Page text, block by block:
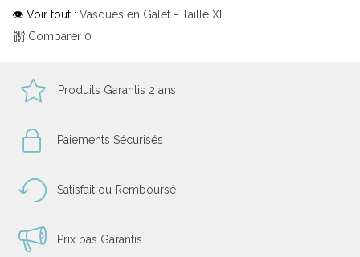
👁 Voir tout : Vasques en Galet - Taille XL
Comparer 0
Produits Garantis 2 ans
Paiements Sécurisés
Satisfait ou Remboursé
Prix bas Garantis